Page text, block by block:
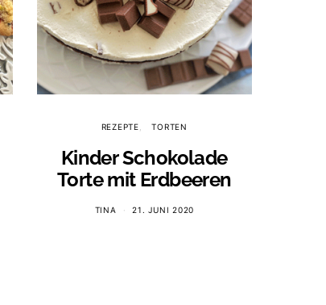
REZEPTE TORTEN
Kinder Schokolade
Torte mit Erdbeeren
TINA 21. JUNI 2020